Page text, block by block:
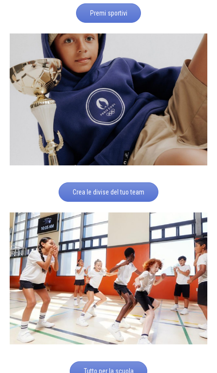
Premi sportivi
Crea le divise del tuo team
Tutto per la scuola